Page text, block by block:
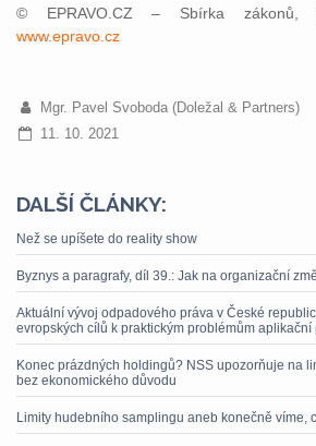
© EPRAVO.CZ – Sbírka zákonů,
www.epravo.cz
Mgr. Pavel Svoboda (Doležal & Partners)
11. 10. 2021
DALŠÍ ČLÁNKY:
Než se upíšete do reality show
Byznys a paragrafy, díl 39.: Jak na organizační
Aktuální vývoj odpadového práva v České
evropských cílů k praktickým problémům aplikační
Konec prázdných holdingů? NSS upozorňuje na
bez ekonomického důvodu
Limity hudebního samplingu aneb konečně víme,